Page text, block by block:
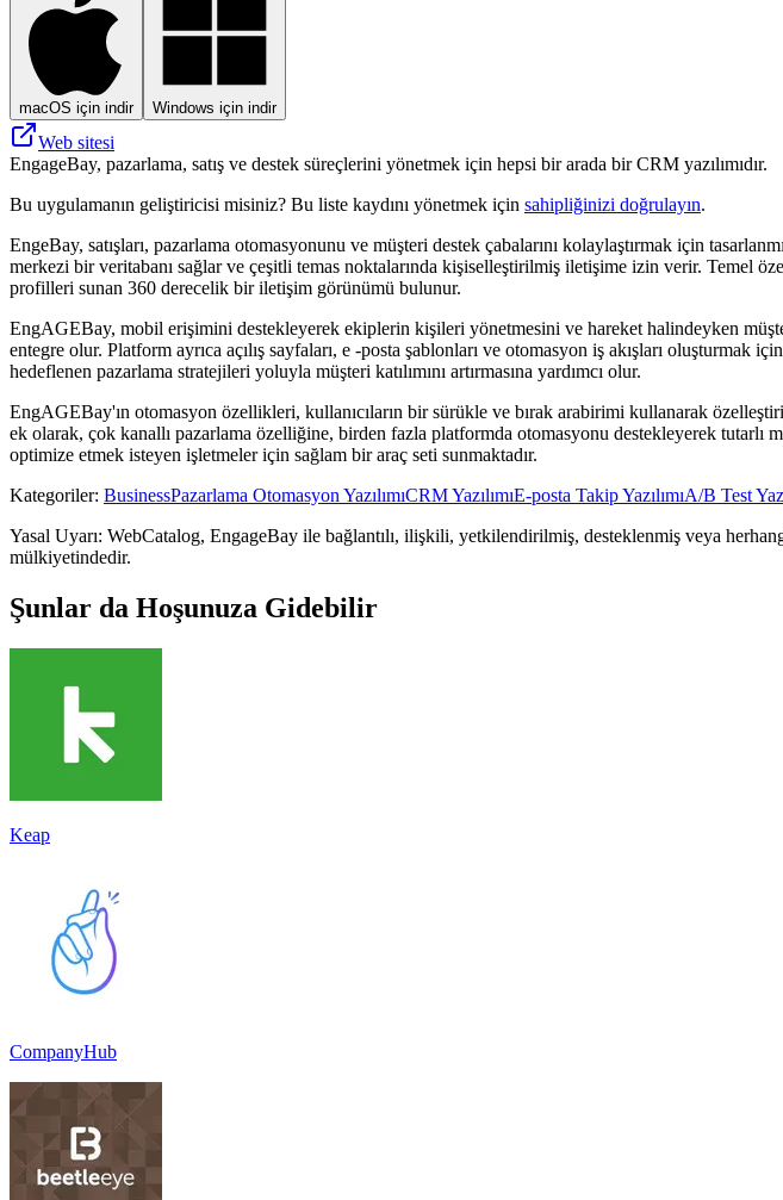
macOS için indir Windows için indir
Web sitesi
EngageBay, pazarlama, satış ve destek süreçlerini yönetmek için hepsi bir arada bir CRM yazılımıdır.
Bu uygulamanın geliştiricisi misiniz? Bu liste kaydını yönetmek için sahipliğinizi doğrulayın.
EngeBay, satışları, pazarlama otomasyonunu ve müşteri destek çabalarını kolaylaştırmak için
merkezi bir veritabanı sağlar ve çeşitli temas noktalarında kişiselleştirilmiş iletişime izin verir. Temel
profilleri sunan 360 derecelik bir iletişim görünümü bulunur.
EngAGEBay, mobil erişimini destekleyerek ekiplerin kişileri yönetmesini ve hareket halindeyken
entegre olur. Platform ayrıca açılış sayfaları, e -posta şablonları ve otomasyon iş akışları
hedeflenen pazarlama stratejileri yoluyla müşteri katılımını artırmasına yardımcı olur.
EngAGEBay'ın otomasyon özellikleri, kullanıcıların bir sürükle ve bırak arabirimi kullanarak
ek olarak, çok kanallı pazarlama özelliğine, birden fazla platformda otomasyonu destekleyerek tutarlı
optimize etmek isteyen işletmeler için sağlam bir araç seti sunmaktadır.
Kategoriler: BusinessPazarlama Otomasyon YazılımıCRM YazılımıE-posta Takip YazılımıA/B Test
Yasal Uyarı: WebCatalog, EngageBay ile bağlantılı, ilişkili, yetkilendirilmiş, desteklenmiş veya
mülkiyetindedir.
Şunlar da Hoşunuza Gidebilir
Keap
CompanyHub